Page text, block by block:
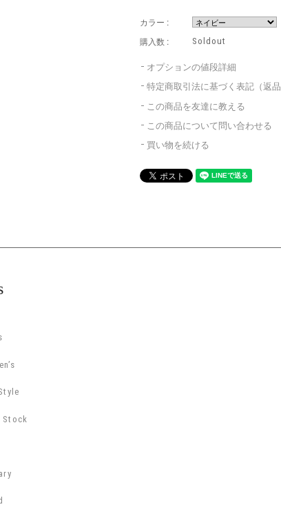
カラー :
購入数 :
Soldout
オプションの値段詳細
特定商取引法に基づく表記（返
この商品を友達に教える
この商品について問い合わせる
買い物を続ける
Stock